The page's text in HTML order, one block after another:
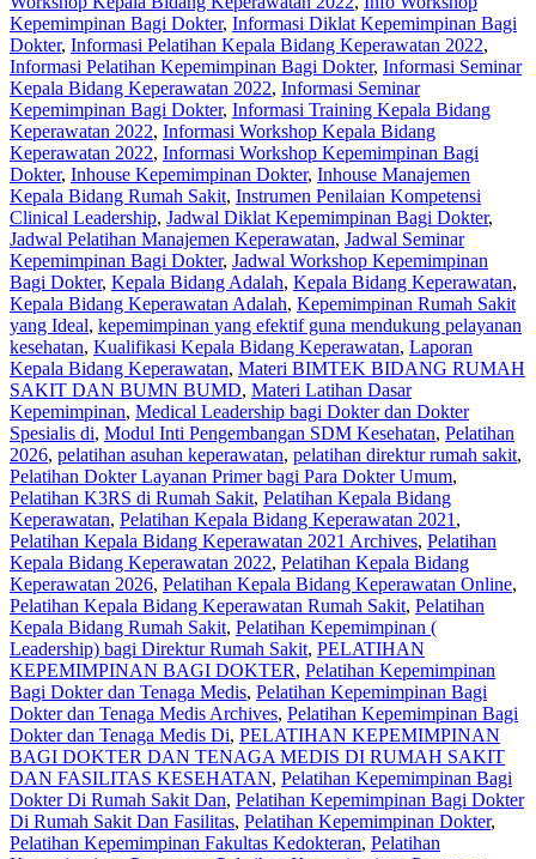
Kepemimpinan Bagi Dokter, Informasi Diklat Kepemimpinan Bagi
Dokter, Informasi Pelatihan Kepala Bidang Keperawatan 2022,
Informasi Pelatihan Kepemimpinan Bagi Dokter, Informasi Seminar
Kepala Bidang Keperawatan 2022, Informasi Seminar
Kepemimpinan Bagi Dokter, Informasi Training Kepala Bidang
Keperawatan 2022, Informasi Workshop Kepala Bidang
Keperawatan 2022, Informasi Workshop Kepemimpinan Bagi
Dokter, Inhouse Kepemimpinan Dokter, Inhouse Manajemen
Kepala Bidang Rumah Sakit, Instrumen Penilaian Kompetensi
Clinical Leadership, Jadwal Diklat Kepemimpinan Bagi Dokter,
Jadwal Pelatihan Manajemen Keperawatan, Jadwal Seminar
Kepemimpinan Bagi Dokter, Jadwal Workshop Kepemimpinan
Bagi Dokter, Kepala Bidang Adalah, Kepala Bidang Keperawatan,
Kepala Bidang Keperawatan Adalah, Kepemimpinan Rumah Sakit
yang Ideal, kepemimpinan yang efektif guna mendukung pelayanan
kesehatan, Kualifikasi Kepala Bidang Keperawatan, Laporan
Kepala Bidang Keperawatan, Materi BIMTEK BIDANG RUMAH
SAKIT DAN BUMN BUMD, Materi Latihan Dasar
Kepemimpinan, Medical Leadership bagi Dokter dan Dokter
Spesialis di, Modul Inti Pengembangan SDM Kesehatan, Pelatihan
2026, pelatihan asuhan keperawatan, pelatihan direktur rumah sakit,
Pelatihan Dokter Layanan Primer bagi Para Dokter Umum,
Pelatihan K3RS di Rumah Sakit, Pelatihan Kepala Bidang
Keperawatan, Pelatihan Kepala Bidang Keperawatan 2021 ,
Pelatihan Kepala Bidang Keperawatan 2021 Archives, Pelatihan
Kepala Bidang Keperawatan 2022, Pelatihan Kepala Bidang
Keperawatan 2026, Pelatihan Kepala Bidang Keperawatan Online,
Pelatihan Kepala Bidang Keperawatan Rumah Sakit, Pelatihan
Kepala Bidang Rumah Sakit, Pelatihan Kepemimpinan (
Leadership) bagi Direktur Rumah Sakit, PELATIHAN
KEPEMIMPINAN BAGI DOKTER, Pelatihan Kepemimpinan
Bagi Dokter dan Tenaga Medis, Pelatihan Kepemimpinan Bagi
Dokter dan Tenaga Medis Archives, Pelatihan Kepemimpinan Bagi
Dokter dan Tenaga Medis Di, PELATIHAN KEPEMIMPINAN
BAGI DOKTER DAN TENAGA MEDIS DI RUMAH SAKIT
DAN FASILITAS KESEHATAN, Pelatihan Kepemimpinan Bagi
Dokter Di Rumah Sakit Dan, Pelatihan Kepemimpinan Bagi Dokter
Di Rumah Sakit Dan Fasilitas, Pelatihan Kepemimpinan Dokter,
Pelatihan Kepemimpinan Fakultas Kedokteran, Pelatihan